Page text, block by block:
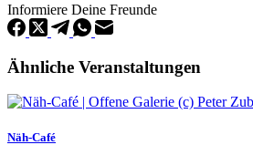
Informiere Deine Freunde
Ähnliche Veranstaltungen
Näh-Café